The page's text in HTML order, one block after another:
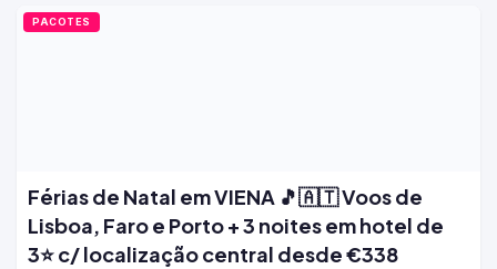
PACOTES
Férias de Natal em VIENA 🎵🇦🇹 Voos de
Lisboa, Faro e Porto + 3 noites em hotel de
3⭐ c/ localização central desde €338